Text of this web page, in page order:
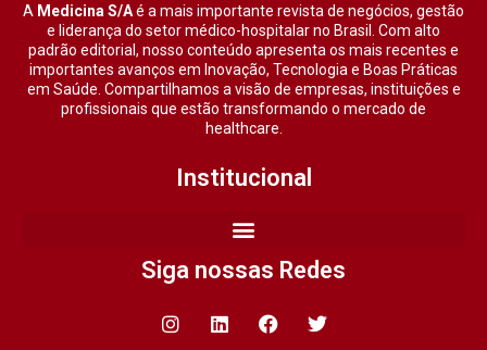
A Medicina S/Aé a mais importante revista de negócios, gestão
e liderança do setor médico-hospitalar no Brasil. Com alto
padrão editorial, nosso conteúdo apresenta os mais recentes e
importantes avanços em Inovação, Tecnologia e Boas Práticas
em Saúde. Compartilhamos a visão de empresas, instituições e
profissionais que estão transformando o mercado de
healthcare.
Institucional
Siga nossas Redes